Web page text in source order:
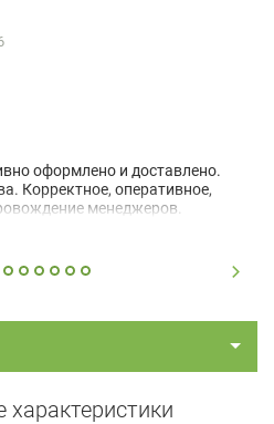
оформлено и доставлено.
Корректное, оперативное,
менеджеров.
характеристики